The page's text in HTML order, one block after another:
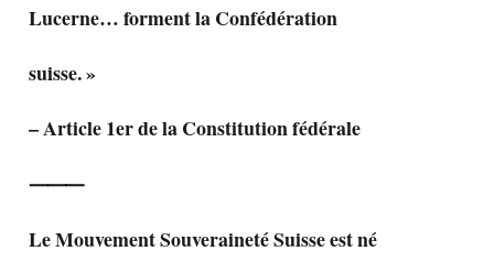
Lucerne… forment la Confédération
suisse. »
– Article 1er de la Constitution fédérale
⸻
Le Mouvement Souveraineté Suisse est né